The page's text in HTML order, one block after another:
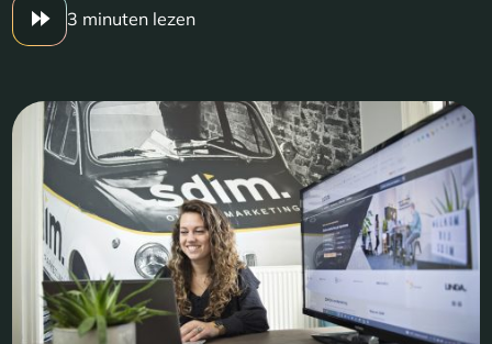
3 minuten lezen